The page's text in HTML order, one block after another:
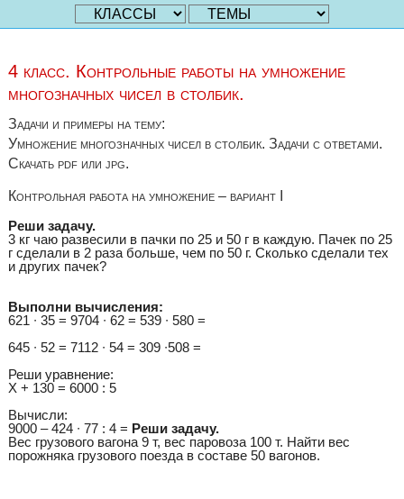
4 класс. Контрольные работы на умножение
многозначных чисел в столбик.
Задачи и примеры на тему:
Умножение многозначных чисел в столбик. Задачи с ответами.
Скачать pdf или jpg.
Контрольная работа на умножение – вариант I
Реши задачу.
3 кг чаю развесили в пачки по 25 и 50 г в каждую. Пачек по 25
г сделали в 2 раза больше, чем по 50 г. Сколько сделали тех
и других пачек?
Выполни вычисления:
621 ∙ 35 = 9704 ∙ 62 = 539 ∙ 580 =
645 ∙ 52 = 7112 ∙ 54 = 309 ∙508 =
Реши уравнение:
Х + 130 = 6000 : 5
Вычисли:
9000 – 424 ∙ 77 : 4 = Реши задачу.
Вес грузового вагона 9 т, вес паровоза 100 т. Найти вес
порожняка грузового поезда в составе 50 вагонов.